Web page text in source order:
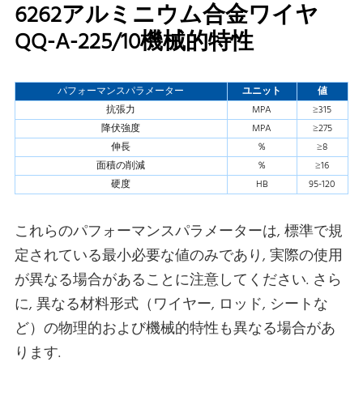
6262アルミニウム合金ワイヤ
QQ-A-225/10機械的特性
パフォーマンスパラメーター ユニット
値
抗張力
MPA
≥315
降伏強度
MPA
≥275
伸長
％
≥8
面積の削減
％
≥16
硬度
HB 95-120
これらのパフォーマンスパラメーターは, 標準で規
定されている最小必要な値のみであり, 実際の使用
が異なる場合があることに注意してください. さら
に, 異なる材料形式（ワイヤー, ロッド, シートな
ど）の物理的および機械的特性も異なる場合があ
ります.